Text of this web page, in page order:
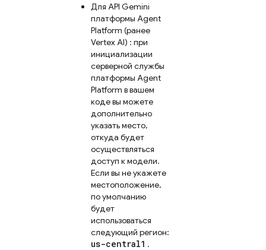
Для API Gemini
платформы Agent
Platform (ранее
Vertex AI) : при
инициализации
серверной службы
платформы Agent
Platform в вашем
коде вы можете
дополнительно
указать место,
откуда будет
осуществляться
доступ к модели.
Если вы не укажете
местоположение,
по умолчанию
будет
использоваться
следующий регион:
us-central1 .